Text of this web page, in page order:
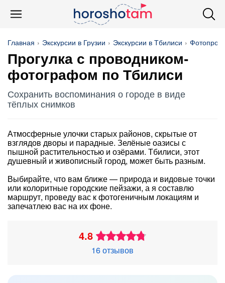
Главная Экскурсии в Грузии Экскурсии в Тбилиси
Прогулка с проводником-
фотографом по Тбилиси
Сохранить воспоминания о городе в виде
тёплых снимков
Атмосферные улочки старых районов, скрытые от
взглядов дворы и парадные. Зелёные оазисы с
пышной растительностью и озёрами. Тбилиси, этот
душевный и живописный город, может быть разным.
Выбирайте, что вам ближе — природа и видовые точки
или колоритные городские пейзажи, а я составлю
маршрут, проведу вас к фотогеничным локациям и
запечатлею вас на их фоне.
4.8
16 отзывов